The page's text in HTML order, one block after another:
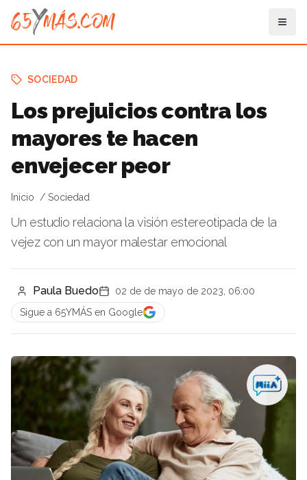
SOCIEDAD
Los prejuicios contra los
mayores te hacen
envejecer peor
Inicio Sociedad
Un estudio relaciona la visión estereotipada de la
vejez con un mayor malestar emocional
Paula Buedo
02 de de mayo de 2023, 06:00
Sigue a 65YMÁS en Google